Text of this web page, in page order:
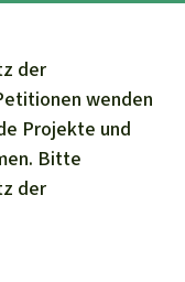
der
wenden
Projekte und
Bitte
der